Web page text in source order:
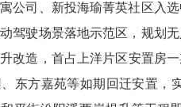
公司、新投海瑜菁英社区入
驾驶场景落地示范区， 规划
改造， 首占上洋片区安置房
东方嘉苑等如期 回迁安置，